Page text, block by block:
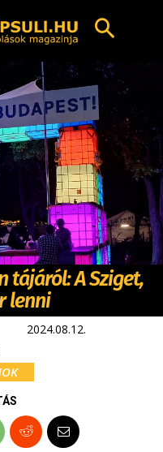
tájáról: A Sziget,
lenni
2024.08.12.